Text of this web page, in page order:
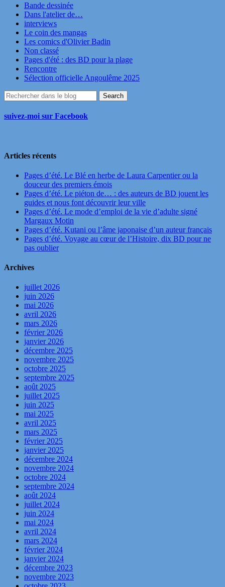
Bande dessinée
Dans l'atelier de…
interviews
Le coin des mangas
Les comics d'Olivier Badin
Non classé
Pages d'été : des BD pour la plage
Rencontre
Sélection officielle Angoulême 2025
suivez-moi sur Facebook
Articles récents
Pages d’été. Le Blé en herbe de Laura Carpentier ou la
douceur des premiers émois
Pages d’été. Le piéton de… : des auteurs de BD jouent les
guides et nous font découvrir leur ville
Pages d’été. Le mode d’emploi de la vie d’adulte signé
Margaux Motin
Pages d’été. Kutani ou l’âme japonaise d’un auteur français
Pages d’été. Voyage au cœur de l’Histoire, dix BD pour ne
pas oublier
Archives
juillet 2026
juin 2026
mai 2026
avril 2026
mars 2026
février 2026
janvier 2026
décembre 2025
novembre 2025
octobre 2025
septembre 2025
août 2025
juillet 2025
juin 2025
mai 2025
avril 2025
mars 2025
février 2025
janvier 2025
décembre 2024
novembre 2024
octobre 2024
septembre 2024
août 2024
juillet 2024
juin 2024
mai 2024
avril 2024
mars 2024
février 2024
janvier 2024
décembre 2023
novembre 2023